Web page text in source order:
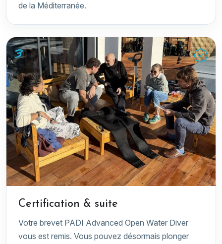
de la Méditerranée.
3
Certification & suite
Votre brevet PADI Advanced Open Water Diver
vous est remis. Vous pouvez désormais plonger